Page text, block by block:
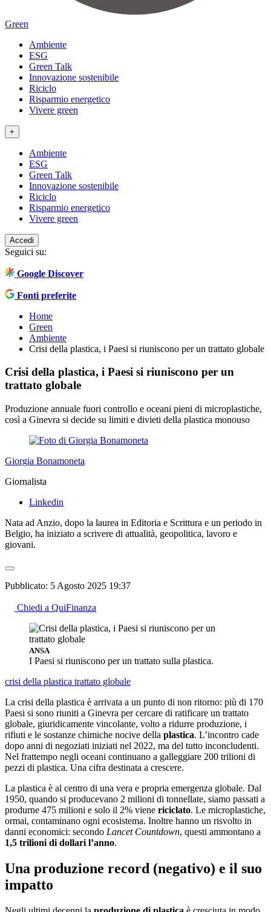
Green
Ambiente
ESG
Green Talk
Innovazione sostenibile
Riciclo
Risparmio energetico
Vivere green
+
Ambiente
ESG
Green Talk
Innovazione sostenibile
Riciclo
Risparmio energetico
Vivere green
Accedi
Seguici su:
Google Discover
Fonti preferite
Home
Green
Ambiente
Crisi della plastica, i Paesi si riuniscono per un trattato globale
Crisi della plastica, i Paesi si riuniscono per un
trattato globale
Produzione annuale fuori controllo e oceani pieni di microplastiche,
così a Ginevra si decide su limiti e divieti della plastica monouso
Giorgia Bonamoneta
Giornalista
Linkedin
Nata ad Anzio, dopo la laurea in Editoria e Scrittura e un periodo in
Belgio, ha iniziato a scrivere di attualità, geopolitica, lavoro e
giovani.
Pubblicato: 5 Agosto 2025 19:37
Chiedi a QuiFinanza
ANSA
I Paesi si riuniscono per un trattato sulla plastica.
crisi della plastica trattato globale
La crisi della plastica è arrivata a un punto di non ritorno: più di 170
Paesi si sono riuniti a Ginevra per cercare di ratificare un trattato
globale, giuridicamente vincolante, volto a ridurre produzione, i
rifiuti e le sostanze chimiche nocive della plastica. L’incontro cade
dopo anni di negoziati iniziati nel 2022, ma del tutto inconcludenti.
Nel frattempo negli oceani continuano a galleggiare 200 trilioni di
pezzi di plastica. Una cifra destinata a crescere.
La plastica è al centro di una vera e propria emergenza globale. Dal
1950, quando si producevano 2 milioni di tonnellate, siamo passati a
produrne 475 milioni e solo il 2% viene riciclato. Le microplastiche,
ormai, contaminano ogni ecosistema. Inoltre hanno un risvolto in
danni economici: secondo Lancet Countdown, questi ammontano a
1,5 trilioni di dollari l’anno.
Una produzione record (negativo) e il suo
impatto